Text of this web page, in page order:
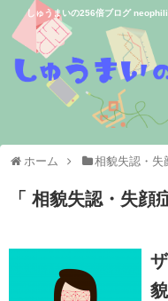
しゅうまいの256倍ブログ
ホーム 相貌失認・失
相貌失認・失顔